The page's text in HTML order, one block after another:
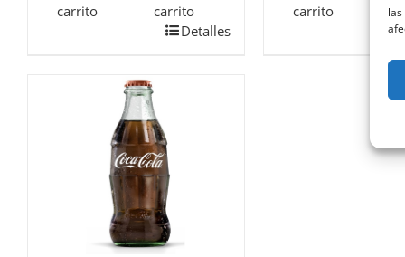
carrito
carrito
Detalles
carrito